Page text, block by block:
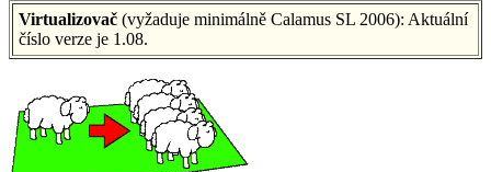
Virtualizovač (vyžaduje minimálně Calamus SL 2006): Aktuální
číslo verze je 1.08.